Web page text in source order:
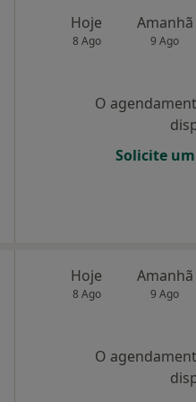
Hoje
8 Ago
Amanhã
9 Ago
O
Solicite
Hoje
8 Ago
Amanhã
9 Ago
O